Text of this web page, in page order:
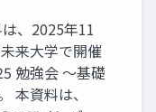
、2025年11
来⼤学で開催
勉強会 〜基礎
本資料は、